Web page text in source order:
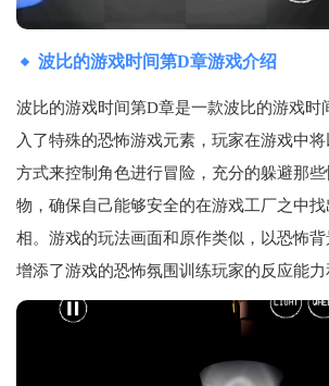
波比的游戏时间第D章游戏介绍
波比的游戏时间第D章是一款波比的游戏时
入了特殊的恐怖游戏元素，玩家在游戏中
方式来控制角色进行冒险，充分的躲避那
物，确保自己能够安全的在游戏工厂之中
相。游戏的玩法画面和原作类似，以恐怖
增添了游戏的恐怖氛围训练玩家的反应能力